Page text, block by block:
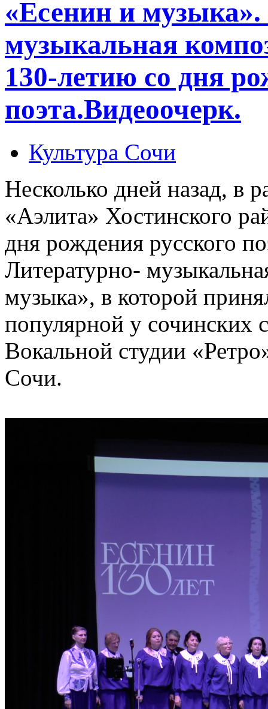
«Есенин и
музыкальная
130-летию со дня
поэта.Видеоочерк.
Культура Сочи
Несколько дней назад, в
«Аэлита» Хостинского
дня рождения русского
Литературно-
музыка», в которой
популярной у сочинских
Вокальной студии
Сочи.